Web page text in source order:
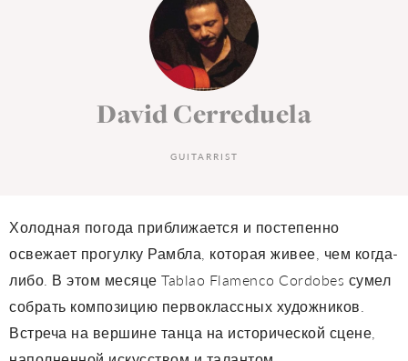
David Cerreduela
GUITARRIST
Холодная погода приближается и постепенно
освежает прогулку Рамбла, которая живее, чем когда-
либо. В этом месяце Tablao Flamenco Cordobes сумел
собрать композицию первоклассных художников.
Встреча на вершине танца на исторической сцене,